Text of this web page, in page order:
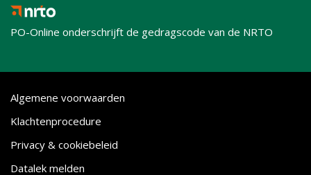
PO-Online onderschrijft de gedragscode van de NRTO
Algemene voorwaarden
Klachtenprocedure
Privacy & cookiebeleid
Datalek melden